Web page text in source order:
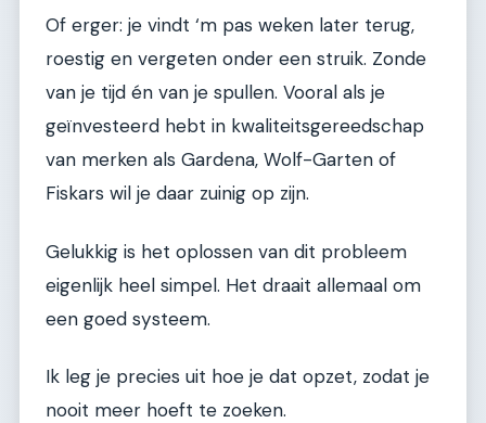
Of erger: je vindt ‘m pas weken later terug,
roestig en vergeten onder een struik. Zonde
van je tijd én van je spullen. Vooral als je
geïnvesteerd hebt in kwaliteitsgereedschap
van merken als Gardena, Wolf-Garten of
Fiskars wil je daar zuinig op zijn.
Gelukkig is het oplossen van dit probleem
eigenlijk heel simpel. Het draait allemaal om
een goed systeem.
Ik leg je precies uit hoe je dat opzet, zodat je
nooit meer hoeft te zoeken.